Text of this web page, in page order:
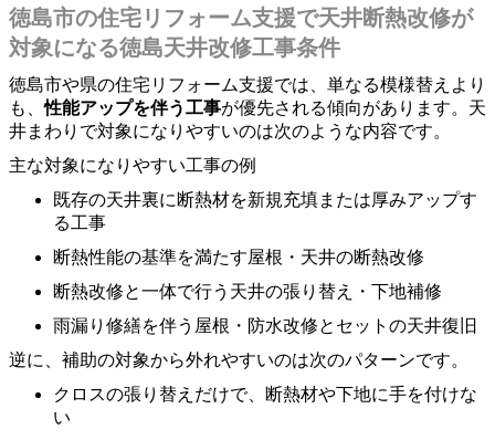
徳島市の住宅リフォーム支援で天井断熱改修が
対象になる徳島天井改修工事条件
徳島市や県の住宅リフォーム支援では、単なる模様替えより
も、性能アップを伴う工事が優先される傾向があります。天
井まわりで対象になりやすいのは次のような内容です。
主な対象になりやすい工事の例
既存の天井裏に断熱材を新規充填または厚みアップす
る工事
断熱性能の基準を満たす屋根・天井の断熱改修
断熱改修と一体で行う天井の張り替え・下地補修
雨漏り修繕を伴う屋根・防水改修とセットの天井復旧
逆に、補助の対象から外れやすいのは次のパターンです。
クロスの張り替えだけで、断熱材や下地に手を付けな
い